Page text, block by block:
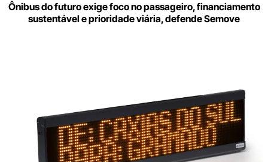
Ônibus do futuro exige foco no passageiro, financiamento
sustentável e prioridade viária, defende Semove